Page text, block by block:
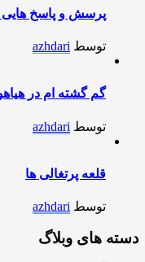
پرسش و پاسخ هایی
توسط azhdari
گم گشته ام در
توسط azhdari
قلعه پرتغالی ها
توسط azhdari
دسته های وبلاگ